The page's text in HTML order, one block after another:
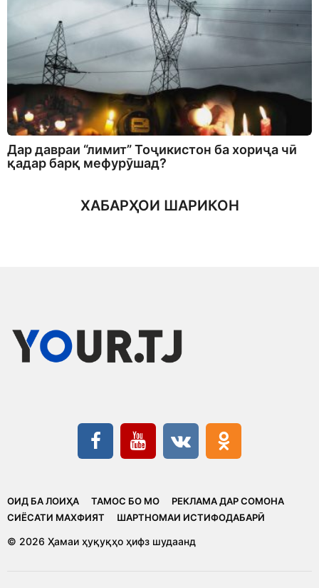
Дар давраи “лимит” Тоҷикистон ба хориҷа чӣ
қадар барқ мефурӯшад?
ХАБАРҲОИ ШАРИКОН
ОИД БА ЛОИҲА ТАМОС БО МО
РЕКЛАМА ДАР СОМОНА
CИЁСАТИ МАХФИЯТ
ШАРТНОМАИ ИСТИФОДАБАРӢ
© 2026 Ҳамаи ҳуқуқҳо ҳифз шудаанд